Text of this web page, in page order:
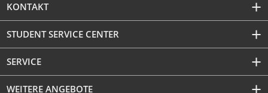
KONTAKT
STUDENT SERVICE CENTER
SERVICE
WEITERE ANGEBOTE